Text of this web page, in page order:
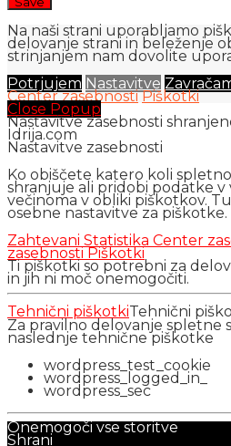
Na naši strani uporabljamo
delovanje strani in beleženje
strinjanjem nam dovolite
Potrjujem Nastavitve
Center zasebnosti Piškotki
Close Popup
Nastavitve zasebnosti
Idrija.com
Nastavitve zasebnosti
Ko obiščete katero koli
shranjuje ali pridobi podatke v
večinoma v obliki piškotkov.
osebne nastavitve za piškotke.
Zahtevani Statistika Center
zasebnostiPiškotki
Ti piškotki so potrebni za
in jih ni moč onemogočiti.
Tehnični piškotkiTehnični
Za pravilno delovanje spletne
naslednje tehnične piškotke
wordpress_test_cookie
wordpress_logged_in_
wordpress_sec
Onemogoči vse storitve
Shrani